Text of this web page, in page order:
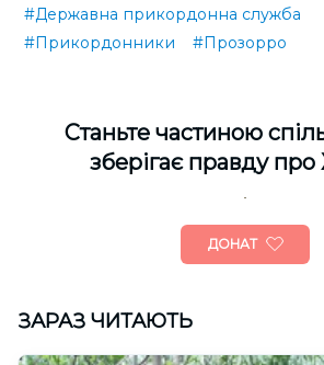
#Державна прикордонна служба
#Прикордонники
#Прозорро
Cтаньте частиною
зберігає правду про
ДОНАТ
ЗАРАЗ ЧИТАЮТЬ